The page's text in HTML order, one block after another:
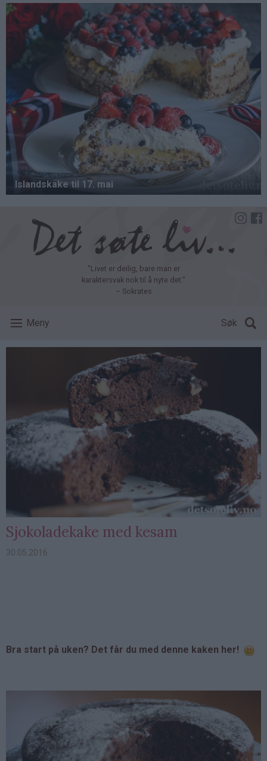
Hopp
hovedinnhold
"Livet er deilig, bare man er
karaktersvak nok til å nyte det."
– Sokrates
Meny Søk
Sjokoladekake med kesam
30.05.2016
Bra start på uken? Det får du med denne kaken her!